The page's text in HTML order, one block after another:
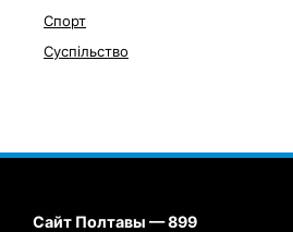
Спорт
Суспільство
Сайт Полтавы — 899